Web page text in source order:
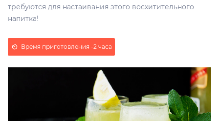
требуются для настаивания этого восхитительного
напитка!
Время приготовления -2 часа